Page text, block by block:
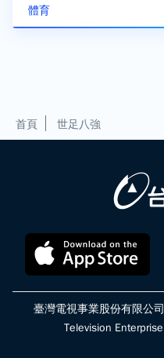
體育
首頁 世足八強
臺灣電視事業股份有限公
Television